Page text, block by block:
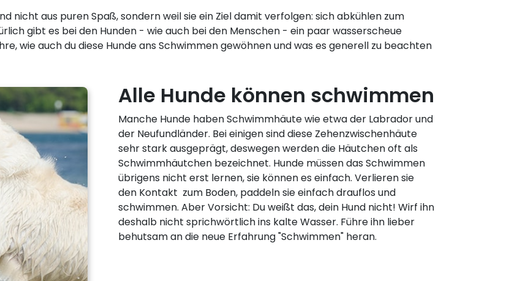
nicht aus puren Spaß, sondern weil sie ein Ziel damit verfolgen: sich abkühlen zum
gibt es bei den Hunden - wie auch bei den Menschen - ein paar wasserscheue
wie auch du diese Hunde ans Schwimmen gewöhnen und was es generell zu beachten
Alle Hunde können schwimmen
Manche Hunde haben Schwimmhäute wie etwa der Labrador und
der Neufundländer. Bei einigen sind diese Zehenzwischenhäute
sehr stark ausgeprägt, deswegen werden die Häutchen oft als
Schwimmhäutchen bezeichnet. Hunde müssen das Schwimmen
übrigens nicht erst lernen, sie können es einfach. Verlieren sie
den Kontakt zum Boden, paddeln sie einfach drauflos und
schwimmen. Aber Vorsicht: Du weißt das, dein Hund nicht! Wirf ihn
deshalb nicht sprichwörtlich ins kalte Wasser. Führe ihn lieber
behutsam an die neue Erfahrung "Schwimmen" heran.